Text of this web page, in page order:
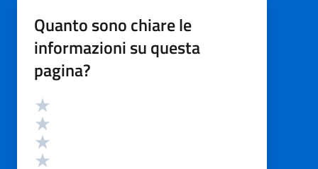
Quanto sono chiare le
informazioni su questa
pagina?
Valutazione